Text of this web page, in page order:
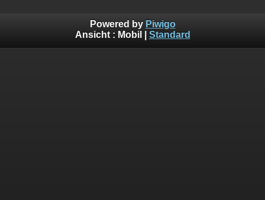
Powered by Piwigo
Ansicht : Mobil Standard